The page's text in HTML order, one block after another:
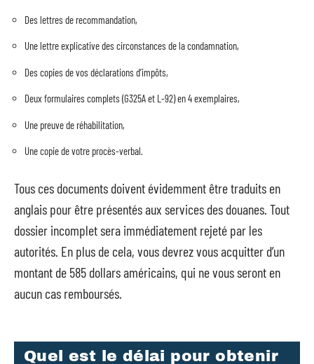
Des lettres de recommandation,
Une lettre explicative des circonstances de la condamnation,
Des copies de vos déclarations d’impôts,
Deux formulaires complets (G325A et L-92) en 4 exemplaires,
Une preuve de réhabilitation,
Une copie de votre procès-verbal.
Tous ces documents doivent évidemment être traduits en
anglais pour être présentés aux services des douanes. Tout
dossier incomplet sera immédiatement rejeté par les
autorités. En plus de cela, vous devrez vous acquitter d’un
montant de 585 dollars américains, qui ne vous seront en
aucun cas remboursés.
Quel est le délai pour obtenir